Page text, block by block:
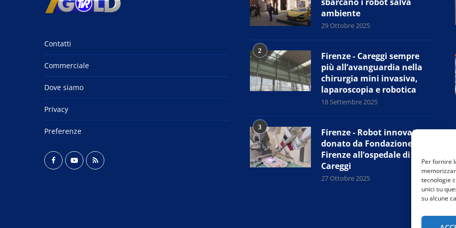
Per fornire
tecnologie
unici su
su alcune
Contatti
Commerciale
Dove siamo
Privacy
Preferenze
ambiente
29 Ottobre 2025
2
Firenze - Careggi sempre
più all’avanguardia nella
chirurgia mini invasiva,
laparoscopia e robotica
18 Settembre 2025
3
Firenze - Robot innovativo
donato da Fondazione CR
Firenze all’ospedale di
Careggi
27 Ottobre 2025